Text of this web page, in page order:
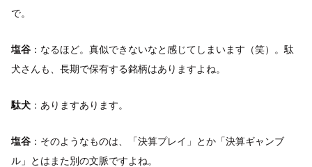
で。
塩谷 ：なるほど。真似できないなと感じてしまいます（笑）。駄
犬さんも、長期で保有する銘柄はありますよね。
駄犬 ：ありますあります。
塩谷 ：そのようなものは、「決算プレイ」とか「決算ギャンブ
ル」とはまた別の文脈ですよね。